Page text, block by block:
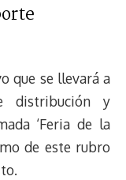
que se llevará a
distribución y
‘Feria de la
de este rubro